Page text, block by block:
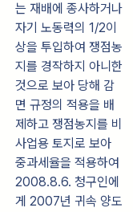
는 재배에 종사하거나
자기 노동력의 1/2이
상을 투입하여 쟁점농
지를 경작하지 아니한
것으로 보아 당해 감
면 규정의 적용을 배
제하고 쟁점농지를 비
사업용 토지로 보아
중과세율을 적용하여
2008.8.6. 청구인에
게 2007년 귀속 양도